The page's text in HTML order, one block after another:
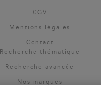
CGV
Mentions légales
Contact
Recherche thématique
Recherche avancée
Nos marques